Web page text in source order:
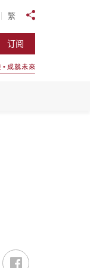
寻繁 分享到
订阅